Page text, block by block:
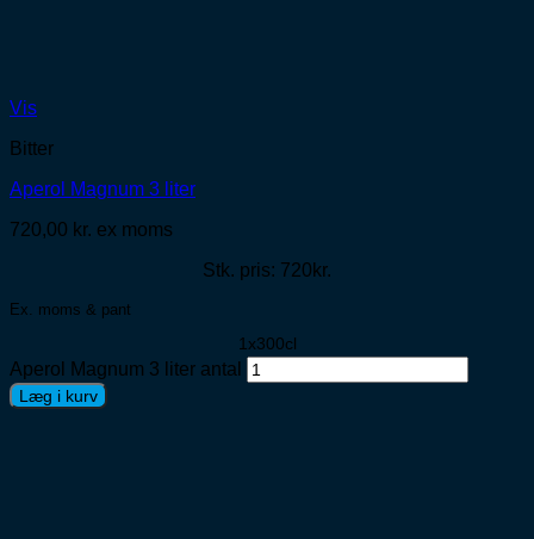
Vis
Bitter
Aperol Magnum 3 liter
720,00 kr. ex moms
Stk. pris: 720kr.
Ex. moms & pant
1x300cl
Aperol Magnum 3 liter antal
Læg i kurv